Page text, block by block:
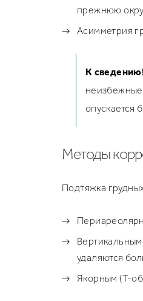
прежнюю
Асимметрия
К
неизбежные
опускается
Методы
Подтяжка
удаляются
Якорным (Т-